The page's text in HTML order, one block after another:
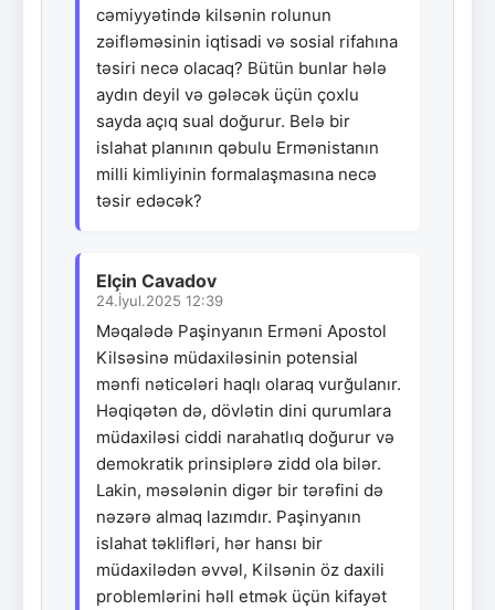
cəmiyyətində kilsənin rolunun
zəifləməsinin iqtisadi və sosial rifahına
təsiri necə olacaq? Bütün bunlar hələ
aydın deyil və gələcək üçün çoxlu
sayda açıq sual doğurur. Belə bir
islahat planının qəbulu Ermənistanın
milli kimliyinin formalaşmasına necə
təsir edəcək?
Elçin Cavadov
24.İyul.2025 12:39
Məqalədə Paşinyanın Erməni Apostol
Kilsəsinə müdaxiləsinin potensial
mənfi nəticələri haqlı olaraq vurğulanır.
Həqiqətən də, dövlətin dini qurumlara
müdaxiləsi ciddi narahatlıq doğurur və
demokratik prinsiplərə zidd ola bilər.
Lakin, məsələnin digər bir tərəfini də
nəzərə almaq lazımdır. Paşinyanın
islahat təklifləri, hər hansı bir
müdaxilədən əvvəl, Kilsənin öz daxili
problemlərini həll etmək üçün kifayət